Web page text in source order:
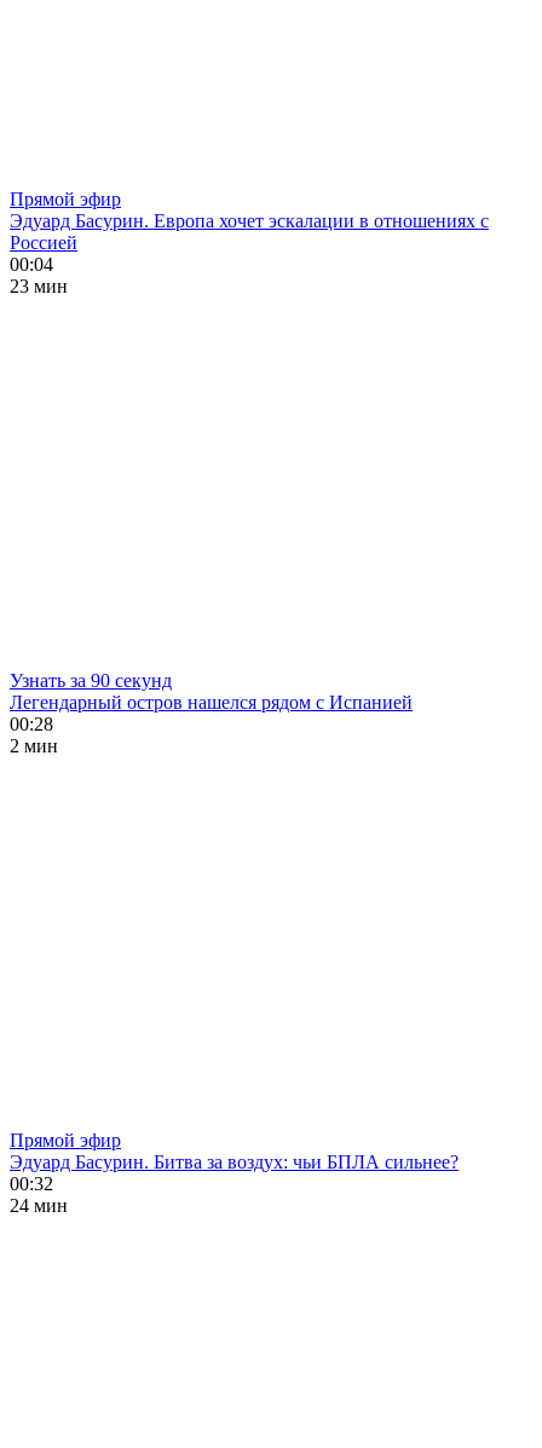
Прямой эфир
Эдуард Басурин. Европа хочет эскалации в отношениях с
Россией
00:04
23 мин
Узнать за 90 секунд
Легендарный остров нашелся рядом с Испанией
00:28
2 мин
Прямой эфир
Эдуард Басурин. Битва за воздух: чьи БПЛА сильнее?
00:32
24 мин